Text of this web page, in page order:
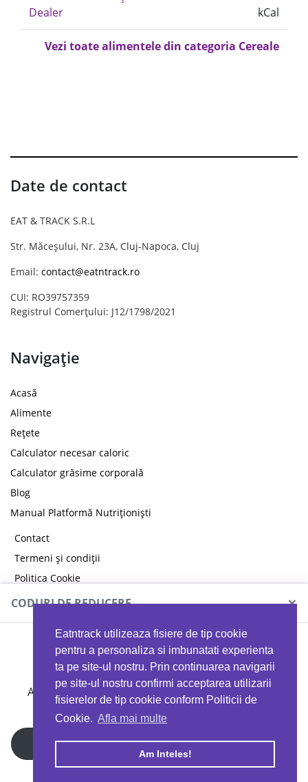
Eatntrack utilizeaza fisiere de tip cookie
pentru a personaliza si imbunatati experienta
ta pe site-ul nostru. Prin continuarea navigarii
pe site-ul nostru confirmi acceptarea utilizarii
fisierelor de tip cookie conform Politicii de
Cookie. Afla mai multe
Am Inteles!
Dealer
kCal
Vezi toate alimentele din categoria Cereale
Date de contact
EAT & TRACK S.R.L
Str. Măceșului, Nr. 23A, Cluj-Napoca, Cluj
Email: contact@eatntrack.ro
CUI: RO39757359
Registrul Comerțului: J12/1798/2021
Navigație
Acasă
Alimente
Rețete
Calculator necesar caloric
Calculator grăsime corporală
Blog
Manual Platformă Nutriționiști
Contact
Termeni și condiții
Politica Cookie
Politica de confidențialitate
Copyright © 2026 EAT & TRACK S.R.L
CODURI DE REDUCERE ×
MYPROTEIN
Ai 40%reducere la orice comandă folosind codul
EATTRACK
Profită acum